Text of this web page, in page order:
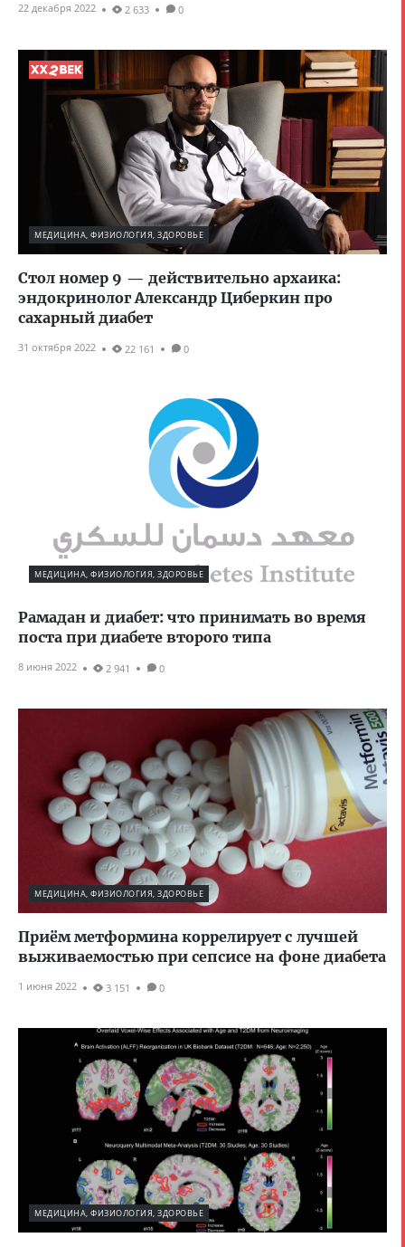
22 декабря 2022 2 633 0
МЕДИЦИНА, ФИЗИОЛОГИЯ, ЗДОРОВЬЕ
Стол номер 9 — действительно архаика:
эндокринолог Александр Циберкин про
сахарный диабет
31 октября 2022 22 161 0
МЕДИЦИНА, ФИЗИОЛОГИЯ, ЗДОРОВЬЕ
Рамадан и диабет: что принимать во время
поста при диабете второго типа
8 июня 2022 2 941 0
МЕДИЦИНА, ФИЗИОЛОГИЯ, ЗДОРОВЬЕ
Приём метформина коррелирует с лучшей
выживаемостью при сепсисе на фоне диабета
1 июня 2022 3 151 0
МЕДИЦИНА, ФИЗИОЛОГИЯ, ЗДОРОВЬЕ